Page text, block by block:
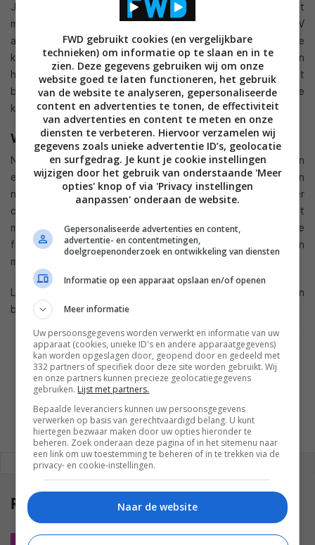
Jefferies deze week dat een uit diverse gesprekken met
mensen in de industrie gebleken is dat de Apple HDTV
aanstaande is. In ieder geval één Amerikaanse
kabelexploitant zou op dit moment namelijk onderzoeken
hoeveel extra capaciteit er nodig is op het
breedbandnetwerk om een nieuw apparaat van Apple te
kunnen ondersteunen.
Wat we verwachten
Nou is onderzoeksbureau Jefferies een van de bronnen van
eerdere geruchten dus of we het deze keer serieus moeten
nemen is nog maar de vraag. Waar alle geruchten het echter
over eens lijken te zijn is dat de Apple HDTV uitgerust wordt
met spraakbediening middels Siri, toegang geeft tot alle
films, series en andere content in iTunes, bediend kan worden
met de iPad en beschikt over een FaceTime camera.
Lees meer over
en
bekijk de eerste (mogelijke)
GESCHREVEN DOOR
MARTIJN CHEL
REAGEREN
Reacties
FWD gebruikt cookies (en vergelijkbare
technieken) om informatie op te slaan en in te
zien. Deze gegevens gebruiken wij om onze
website goed te laten functioneren, het gebruik
van de website te analyseren, gepersonaliseerde
content en advertenties te tonen, de effectiviteit
van advertenties en content te meten en onze
diensten te verbeteren. Hiervoor verzamelen wij
gegevens zoals unieke advertentie ID’s, geolocatie
en surfgedrag. Je kunt je cookie instellingen
wijzigen door het gebruik van onderstaande 'Meer
opties' knop of via 'Privacy instellingen
aanpassen' onderaan de website.
Gepersonaliseerde advertenties en content,
advertentie- en contentmetingen,
doelgroepenonderzoek en ontwikkeling van diensten
Informatie op een apparaat opslaan en/of openen
Meer informatie
Uw persoonsgegevens worden verwerkt en informatie van uw
apparaat (cookies, unieke ID's en andere apparaatgegevens)
kan worden opgeslagen door, geopend door en gedeeld met
332 partners of specifiek door deze site worden gebruikt. Wij
en onze partners kunnen precieze geolocatiegegevens
gebruiken. Lijst met partners.
Bepaalde leveranciers kunnen uw persoonsgegevens
verwerken op basis van gerechtvaardigd belang. U kunt
hiertegen bezwaar maken door uw opties hieronder te
beheren. Zoek onderaan deze pagina of in het sitemenu naar
een link om uw toestemming te beheren of in te trekken via de
privacy- en cookie-instellingen.
Naar de website